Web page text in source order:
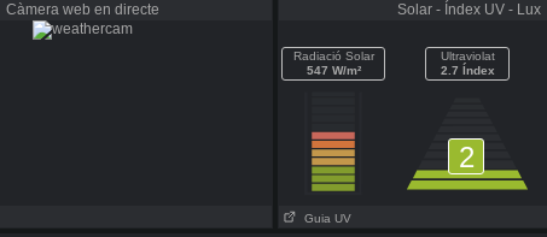
Càmera web en directe Solar - Índex UV - Lux
Radiació Solar
547 W/m²
Ultraviolat
2.7 Índex
2
Guia UV